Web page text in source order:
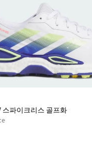
스파이크리스 골프화